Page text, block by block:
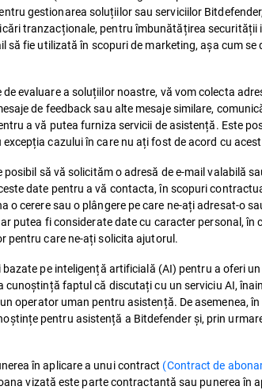
gestionarea soluțiilor sau serviciilor
tranzacționale, pentru îmbunătățirea
fie utilizată în scopuri de marketing, așa cum se
evaluare a soluțiilor noastre, vă vom colecta
de feedback sau alte mesaje similare,
a vă putea furniza servicii de asistență. Este
cazului în care nu ați fost de acord cu
să vă solicităm o adresă de e-mail valabilă
date pentru a vă contacta, în scopuri
cerere sau o plângere pe care ne-ați adresat-o
putea fi considerate date cu caracter personal, în
pentru care ne-ați solicita ajutorul.
pe inteligență artificială (AI) pentru a oferi
faptul că discutați cu un serviciu AI,
operator uman pentru asistență. De asemenea,
pentru asistență a Bitdefender și, prin
în aplicare a unui contract (Contract de
vizată este parte contractantă sau punerea în